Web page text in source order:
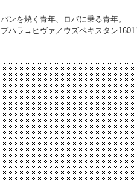
パンを焼く青年、ロバに乗る青年。
ブハラ→ヒヴァ／ウズベキスタン